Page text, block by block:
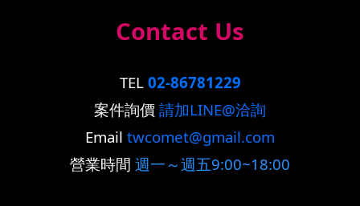
Contact Us
TEL 02-86781229
案件詢價 請加LINE@洽詢
Email twcomet@gmail.com
營業時間 週一～週五9:00~18:00